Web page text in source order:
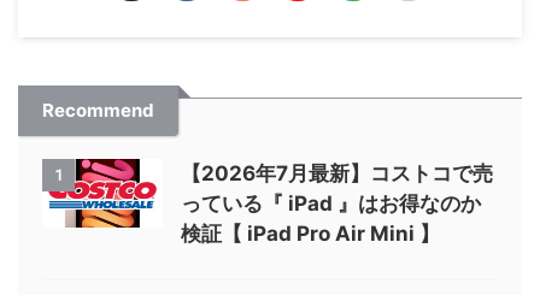
Recommend
1
【2026年7月最新】コストコで売
っている『 iPad 』はお得なのか
検証【 iPad Pro Air Mini 】